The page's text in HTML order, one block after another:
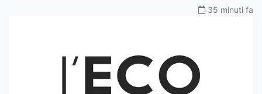
35 minuti fa